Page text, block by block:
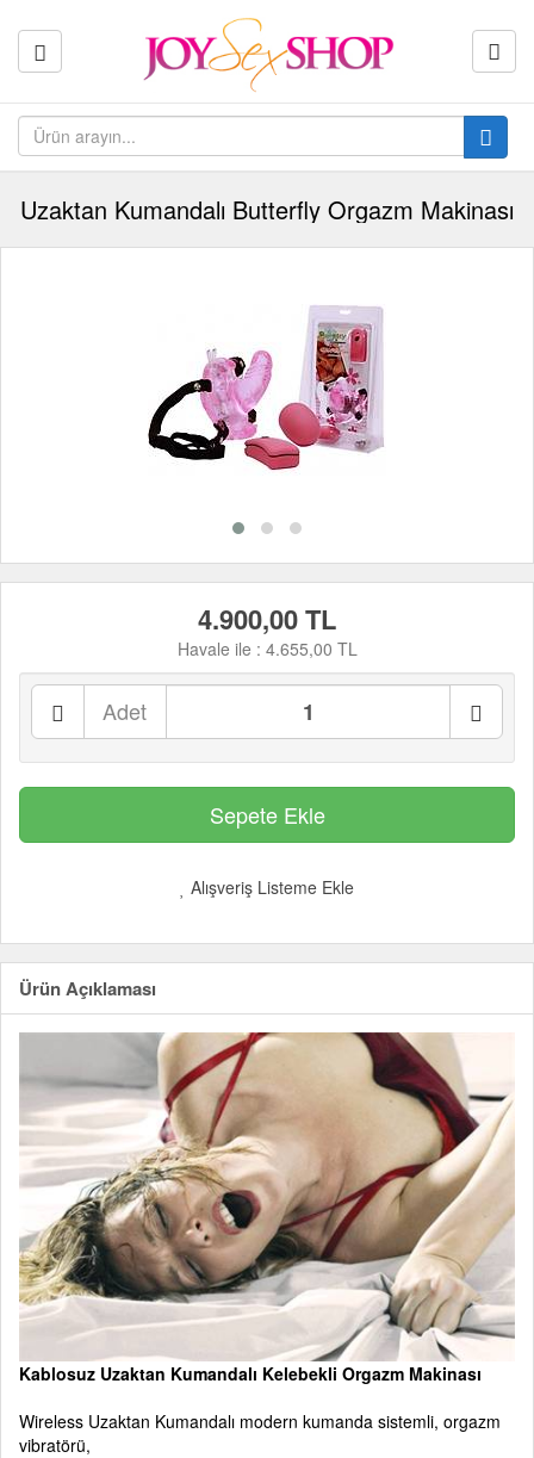
Uzaktan Kumandalı Butterfly Orgazm Makinası
4.900,00 TL
Havale ile : 4.655,00 TL
Adet
Alışveriş Listeme Ekle
Ürün Açıklaması
Kablosuz Uzaktan Kumandalı Kelebekli Orgazm Makinası
Wireless Uzaktan Kumandalı modern kumanda sistemli, orgazm
vibratörü,